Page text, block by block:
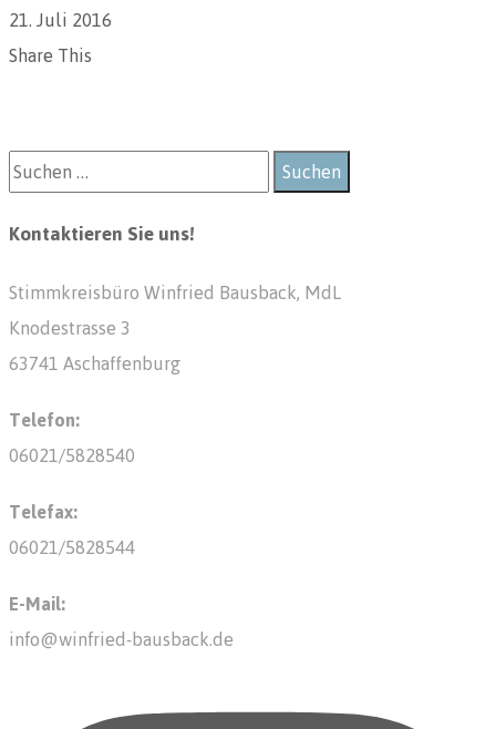
21. Juli 2016
Share This
Kontaktieren Sie uns!
Stimmkreisbüro Winfried Bausback, MdL
Knodestrasse 3
63741 Aschaffenburg
Telefon:
06021/5828540
Telefax:
06021/5828544
E-Mail:
info@winfried-bausback.de